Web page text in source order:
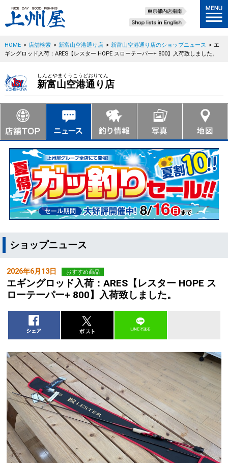
HOME > 店舗検索 > 新富山空港通り店 > 新富山空港通り店のショップニュース > エ
ギングロッド入荷：ARES【レスター HOPE スローテーパー+ 800】入荷致しました。
しんとやまくうこうどおりてん
新富山空港通り店
ショップニュース
2026年6月13日 おすすめ商品
エギングロッド入荷：ARES【レスター HOPE ス
ローテーパー+ 800】入荷致しました。